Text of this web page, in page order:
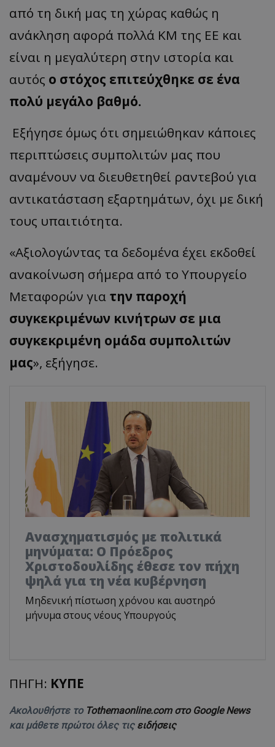
από τη δική μας τη χώρας καθώς η
ανάκληση αφορά πολλά ΚΜ της ΕΕ και
είναι η μεγαλύτερη στην ιστορία και
αυτός ο στόχος επιτεύχθηκε σε ένα
πολύ μεγάλο βαθμό.
Εξήγησε όμως ότι σημειώθηκαν κάποιες
περιπτώσεις συμπολιτών μας που
αναμένουν να διευθετηθεί ραντεβού για
αντικατάσταση εξαρτημάτων, όχι με δική
τους υπαιτιότητα.
«Αξιολογώντας τα δεδομένα έχει εκδοθεί
ανακοίνωση σήμερα από το Υπουργείο
Μεταφορών για την παροχή
συγκεκριμένων κινήτρων σε μια
συγκεκριμένη ομάδα συμπολιτών
μας», εξήγησε.
Ανασχηματισμός με πολιτικά
μηνύματα: Ο Πρόεδρος
Χριστοδουλίδης έθεσε τον πήχη
ψηλά για τη νέα κυβέρνηση
Μηδενική πίστωση χρόνου και αυστηρό
μήνυμα στους νέους Υπουργούς
ΠΗΓΗ: ΚΥΠΕ
Ακολουθήστε το Tothemaonline.com στο Google News
και μάθετε πρώτοι όλες τις ειδήσεις